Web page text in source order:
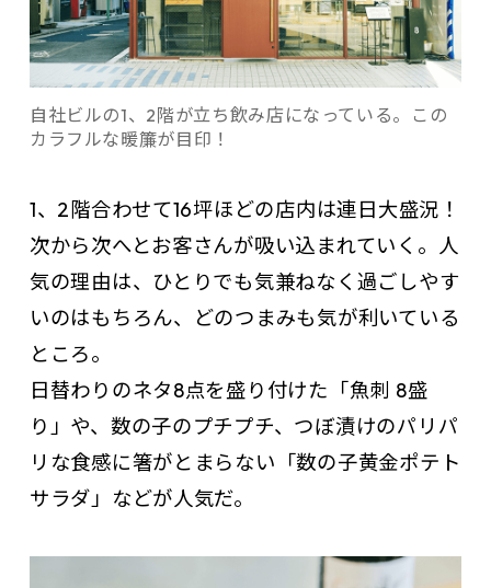
自社ビルの1、2階が立ち飲み店になっている。この
カラフルな暖簾が目印！
1、2階合わせて16坪ほどの店内は連日大盛況！
次から次へとお客さんが吸い込まれていく。人
気の理由は、ひとりでも気兼ねなく過ごしやす
いのはもちろん、どのつまみも気が利いている
ところ。
日替わりのネタ8点を盛り付けた「魚刺 8盛
り」や、数の子のプチプチ、つぼ漬けのパリパ
リな食感に箸がとまらない「数の子黄金ポテト
サラダ」などが人気だ。